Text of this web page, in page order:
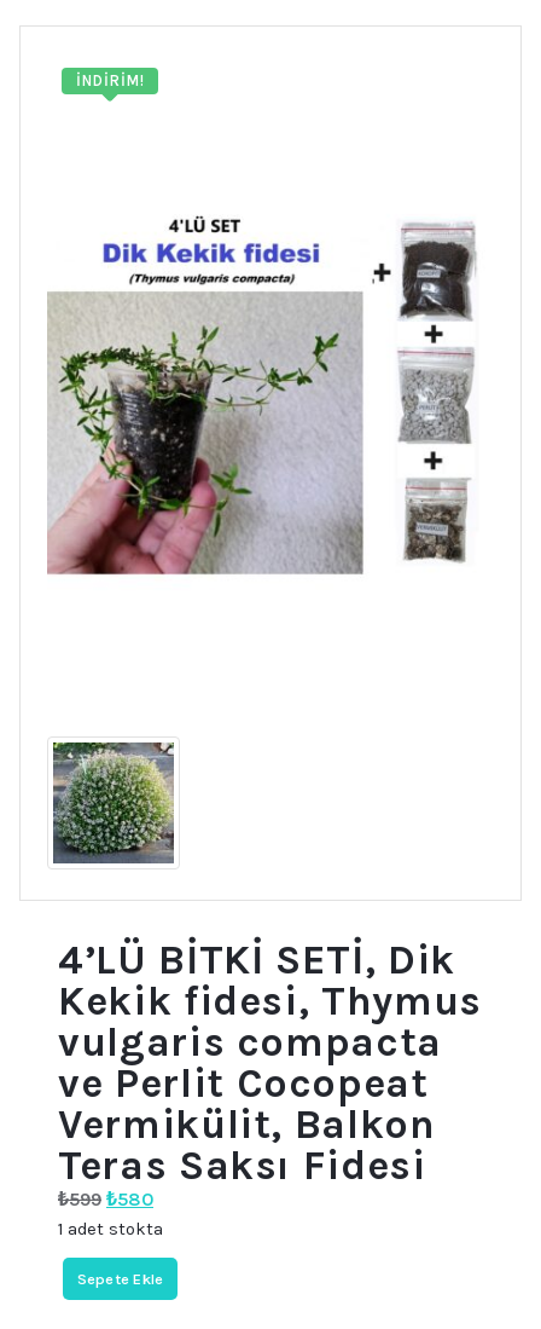
İNDIRIM!
4’LÜ BİTKİ SETİ, Dik
Kekik fidesi, Thymus
vulgaris compacta
ve Perlit Cocopeat
Vermikülit, Balkon
Teras Saksı Fidesi
₺599 Orijinal
₺599.
₺580Şu
fiyat:
₺580.
1 adet stokta
4'LÜ
BİTKİ
SETİ,
Sepete Ekle